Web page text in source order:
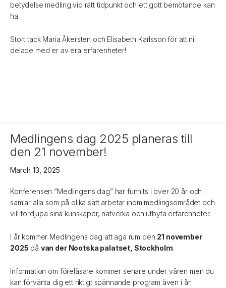
betydelse medling vid rätt tidpunkt och ett gott bemötande kan
ha.
Stort tack Maria Åkersten och Elisabeth Karlsson för att ni
delade med er av era erfarenheter!
Medlingens dag 2025 planeras till
den 21 november!
March 13, 2025
Konferensen ”Medlingens dag” har funnits i över 20 år och
samlar alla som på olika sätt arbetar inom medlingsområdet och
vill fördjupa sina kunskaper, nätverka och utbyta erfarenheter.
I år kommer Medlingens dag att äga rum den 21 november
2025 på van der Nootska palatset, Stockholm.
Information om föreläsare kommer senare under våren men du
kan förvänta dig ett riktigt spännande program även i år!